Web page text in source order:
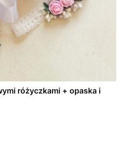
różyczkami + opaska i